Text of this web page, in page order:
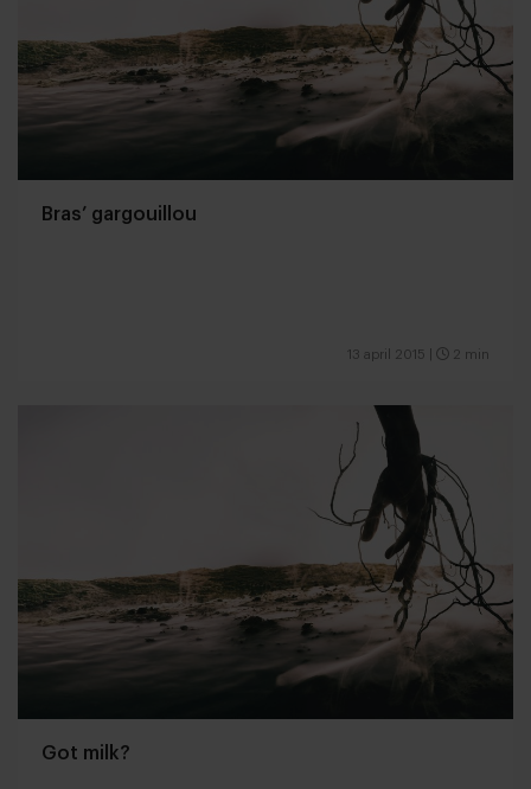
Bras’ gargouillou
13 april 2015 2 min
Got milk?